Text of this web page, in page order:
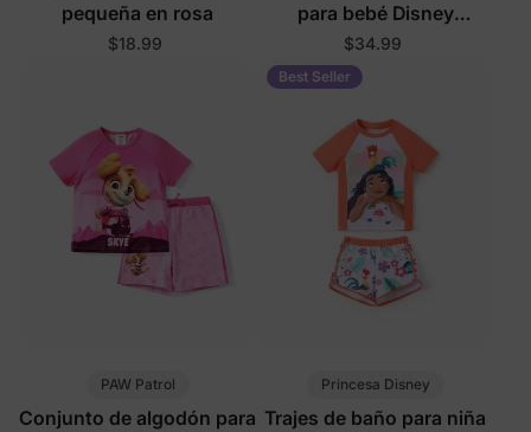
pequeña en rosa
$18.99
para bebé Disney
Princesa en verde
$34.99
PAW Patrol
Conjunto de algodón para
Best Seller
Princesa Disney
Trajes de baño para niña